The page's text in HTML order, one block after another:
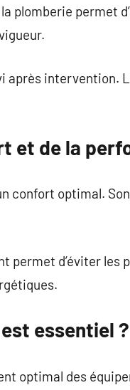
plomberie permet
après intervention.
et de la
confort optimal.
permet d’éviter
essentiel ?
optimal des